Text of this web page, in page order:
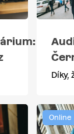
Díky,
Online